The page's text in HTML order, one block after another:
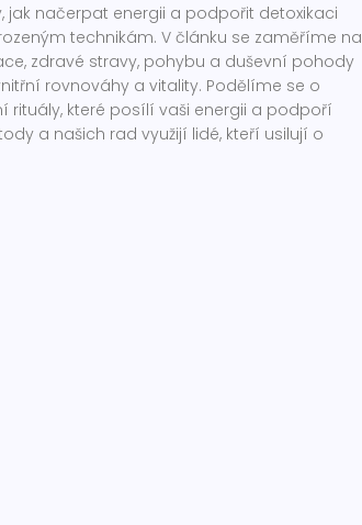
jak načerpat energii a podpořit detoxikaci
technikám. V článku se zaměříme na
zdravé stravy, pohybu a duševní pohody
rovnováhy a vitality. Podělíme se o
rituály, které posílí vaši energii a podpoří
a našich rad využijí lidé, kteří usilují o